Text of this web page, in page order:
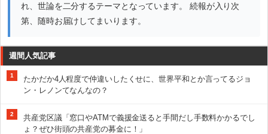
れ、世論を二分するテーマとなっています。 続報が入り次
第、随時お届けしてまいります。
週間人気記事
1
たかだか4人程度で仲違いしたくせに、世界平和とか言ってるジョ
ン・レノンてなんなの？
2
共産党区議「窓口やATMで義援金送ると手間だし手数料かかるでし
ょ？ぜひ街頭の共産党の募金に！」